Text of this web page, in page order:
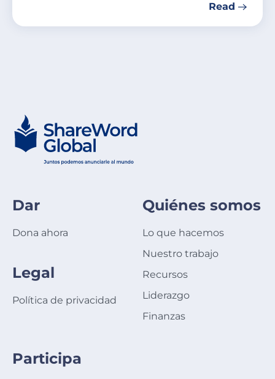
Read
Dar
Dona ahora
Legal
Política de privacidad
Quiénes somos
Lo que hacemos
Nuestro trabajo
Recursos
Liderazgo
Finanzas
Participa